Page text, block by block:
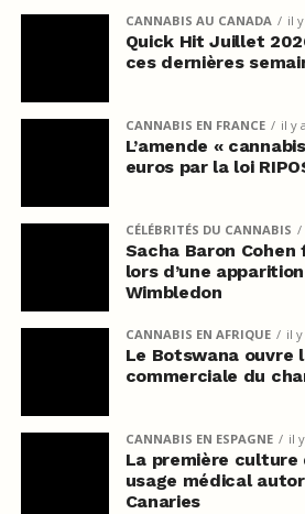
CANNABIS AU CANADA il
Quick Hit Juillet
ces dernières
CANNABIS EN FRANCE il y
L’amende «
euros par la loi
CÉLÉBRITÉS DU CANNABIS
Sacha Baron
lors d’une
Wimbledon
CANNABIS EN AFRIQUE il
Le Botswana ouvre
commerciale du
CANNABIS EN ESPAGNE il
La première culture
usage médical
Canaries